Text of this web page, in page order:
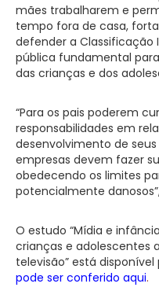
mães trabalharem e
tempo fora de casa,
defender a
pública fundamental
das crianças e dos
“Para os pais poderem
responsabilidades em
desenvolvimento de
empresas devem fazer
obedecendo os limites
potencialmente
O estudo “Mídia e
crianças e adolescentes
televisão” está
pode ser conferido aqui.